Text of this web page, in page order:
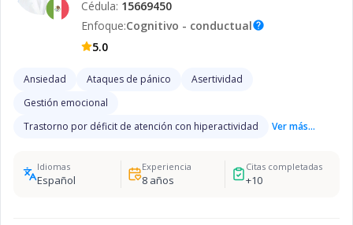
Cédula: 15669450
Enfoque:Cognitivo - conductualhelp
5.0
Ansiedad Ataques de pánico
Asertividad
Gestión emocional
Trastorno por déficit de atención con hiperactividad
Ver más...
Idiomas
Español
Experiencia
8años
Citas completadas
+10